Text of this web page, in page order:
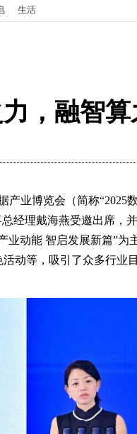
生活
，融智
产业博览会（简称
经理戴海燕受邀出席，
业动能 智启发展新篇”
动等，吸引了众多行业目